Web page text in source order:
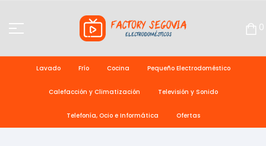
0
Lavado Frío Cocina Pequeño Electrodoméstico
Calefacción y Climatización Televisión y Sonido
Telefonía, Ocio e Informática Ofertas